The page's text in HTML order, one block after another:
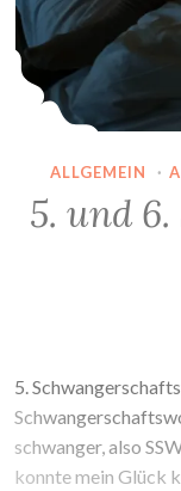
ALLGEMEIN ·
5. und
5.
schwanger, also
konnte mein Glück